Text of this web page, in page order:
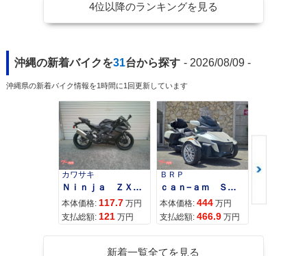
4位以降のランキングを見る
沖縄の新着バイクを31台から探す - 2026/08/09 -
沖縄県の新着バイク情報を1時間に1回更新しています
カワサキ
Ｎｉｎｊａ ＺＸ−４Ｒ ＳＥ
本体価格: 117.7 万円
支払総額: 121 万円
ＢＲＰ
ｃａｎ−ａｍ ＳＰＹＤＥＲ ＲＴ ＬＩＭＩＴＥＤ
本体価格: 444 万円
支払総額: 466.9 万円
スズキ
本体価格:
新着一覧全てを見る